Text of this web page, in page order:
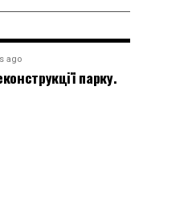
ago
парку.